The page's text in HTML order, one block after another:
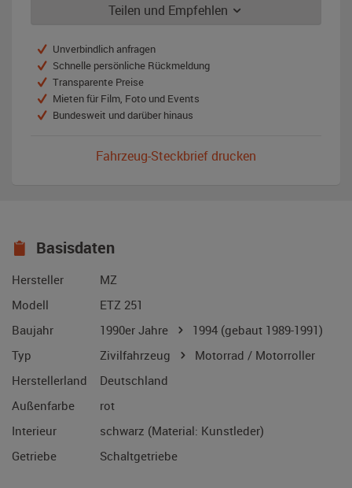
Teilen und Empfehlen
Unverbindlich anfragen
Schnelle persönliche Rückmeldung
Transparente Preise
Mieten für Film, Foto und Events
Bundesweit und darüber hinaus
Fahrzeug-Steckbrief drucken
Basisdaten
Hersteller
MZ
Modell
ETZ 251
Baujahr
1990er Jahre 1994 (gebaut 1989-1991)
Typ
Zivilfahrzeug
Motorrad / Motorroller
Herstellerland
Deutschland
Außenfarbe
rot
Interieur
schwarz (Material: Kunstleder)
Getriebe
Schaltgetriebe